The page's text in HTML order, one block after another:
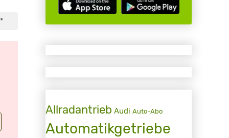
*
Allradantrieb Audi Auto-Abo
Automatikgetriebe